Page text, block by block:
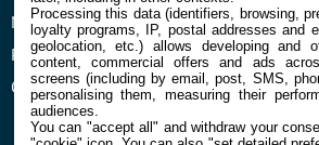
Mentions légales et CGU
Préférences Cookies
Qui sommes nous
Processing this data (identifiers, browsing,
loyalty programs, IP, postal addresses and
geolocation, etc.) allows developing and
content, commercial offers and ads
screens (including by email, post, SMS,
personalising them, measuring their
audiences.
You can "accept all" and withdraw your